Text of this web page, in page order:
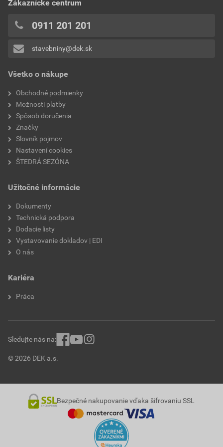
hmotnosť 1ks
model
značka
Pridávať hodnotenie môže iba prihlásený užívateľ.
Všetko o nákupe
Obchodné podmienky
Možnosti platby
Spôsob doručenia
Značky
Slovník pojmov
Nastavení cookies
ŠTEDRÁ SEZÓNA
Užitočné informácie
Dokumenty
Technická podpora
Dodacie listy
Vystavovanie dokladov | EDI
O nás
Kariéra
Práca
Zákaznícke centrum
0911 201 201
stavebniny@dek.sk
© 2026 DEK a.s.
Sledujte nás na:
Bezpečné nakupovanie vďaka šifrovaniu SSL